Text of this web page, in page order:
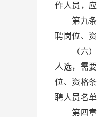
作人员，
第九条
聘岗位、
（六）
人选，需
位、资格
聘人员名
第四章